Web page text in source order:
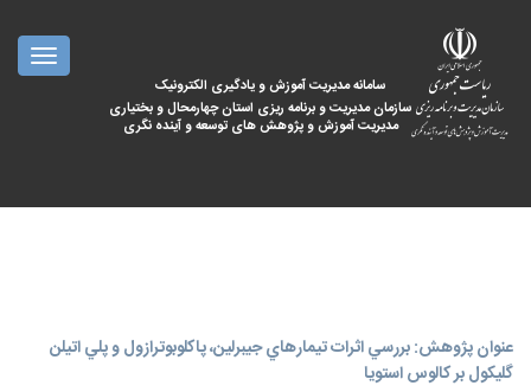
سامانه مدیریت آموزش و یادگیری الکترونیک
سازمان مدیریت و برنامه ریزی استان چهارمحال و بختیاری
مدیریت آموزش و پژوهش های توسعه و آینده نگری
عنوان پژوهش: بررسي اثرات تيمارهاي جيبرلين، پاكلوبوترازول و پلي اتيلن
گليكول بر كالوس استويا